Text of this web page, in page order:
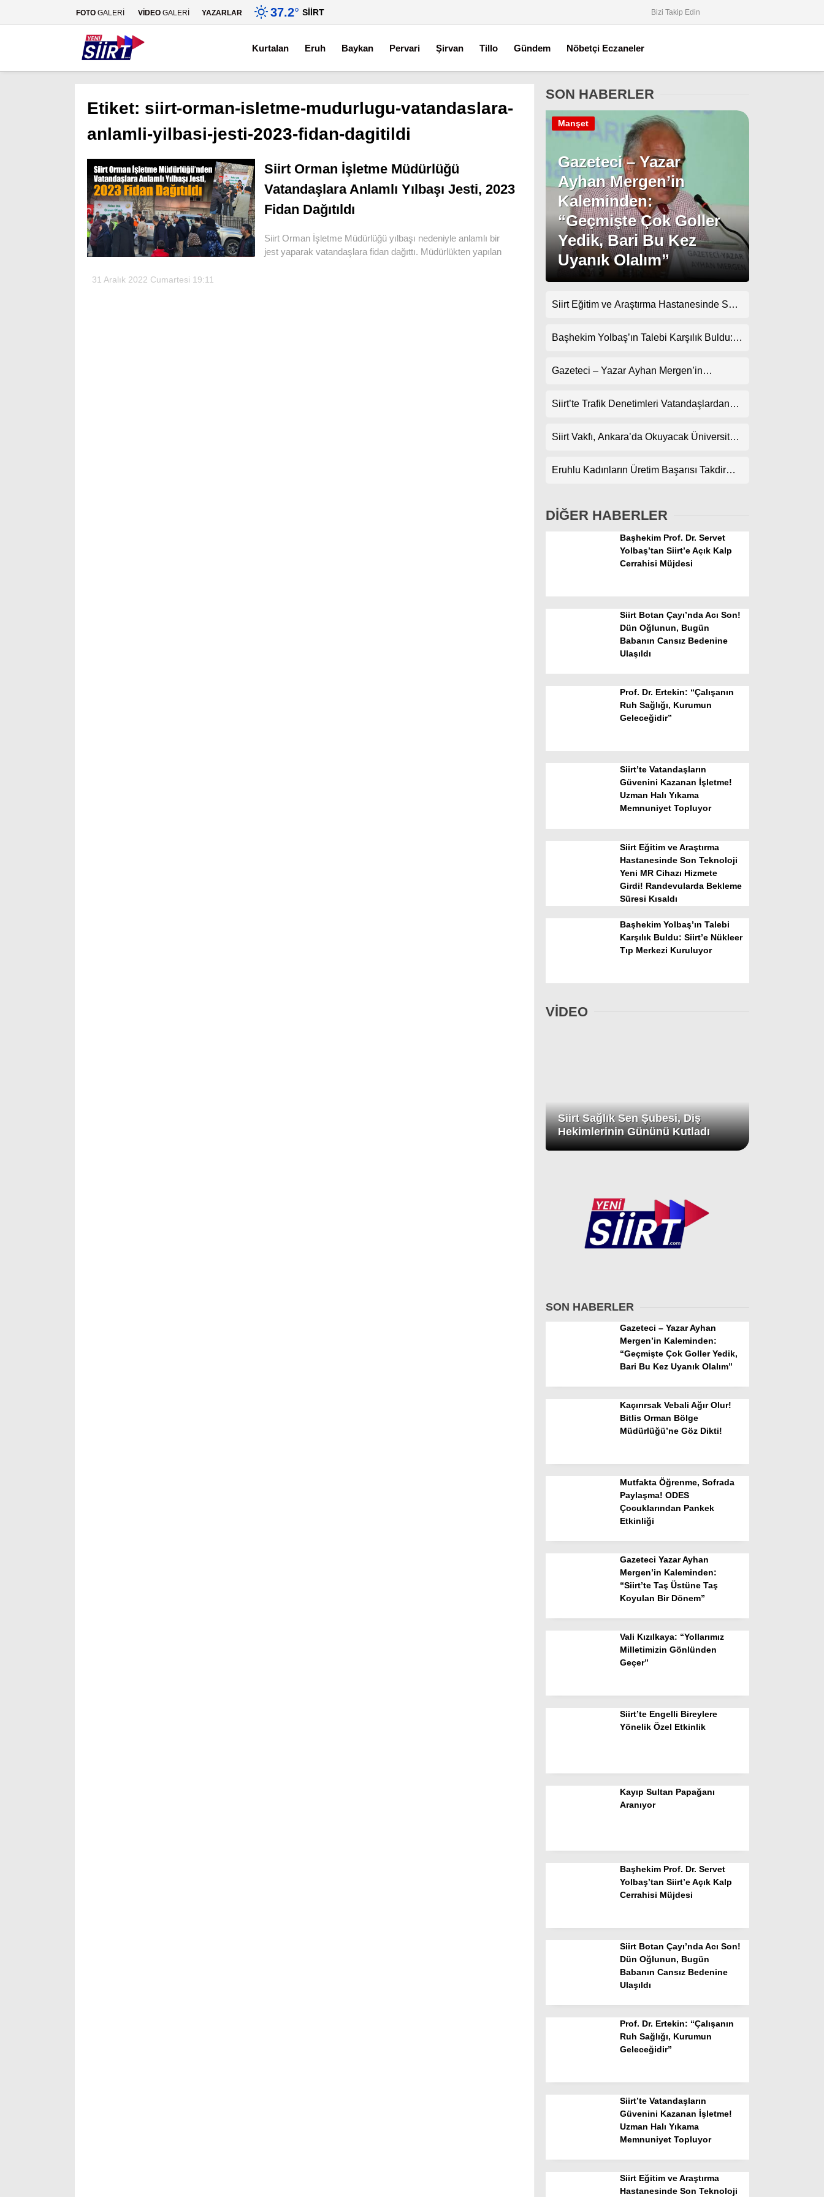
Gündem
Spor
Magazin
Instagram
FOTO GALERİ VİDEO GALERİ YAZARLAR 37.2° SIIRT Bizi Takip Edin
Kurtalan Eruh Baykan Pervari Şirvan Tillo Gündem Nöbetçi Eczaneler
Etiket: siirt-orman-isletme-mudurlugu-vatandaslara-
anlamli-yilbasi-jesti-2023-fidan-dagitildi
Siirt Orman İşletme Müdürlüğü
Vatandaşlara Anlamlı Yılbaşı Jesti, 2023
Fidan Dağıtıldı
Siirt Orman İşletme Müdürlüğü yılbaşı nedeniyle anlamlı bir
jest yaparak vatandaşlara fidan dağıttı. Müdürlükten yapılan
31 Aralık 2022 Cumartesi 19:11
SON HABERLER
Gazeteci – Yazar
Ayhan Mergen’in
Kaleminden:
“Geçmişte Çok Goller
Yedik, Bari Bu Kez
Uyanık Olalım”
Manşet
Siirt Eğitim ve Araştırma Hastanesinde Son
Randevularda Bekleme Süresi Kısaldı
Başhekim Yolbaş’ın Talebi Karşılık Buldu:
Gazeteci – Yazar Ayhan Mergen’in
Kuralları”
Siirt’te Trafik Denetimleri Vatandaşlardan
Siirt Vakfı, Ankara’da Okuyacak Üniversite
Eruhlu Kadınların Üretim Başarısı Takdir
DİĞER HABERLER
Başhekim Prof. Dr. Servet
Yolbaş’tan Siirt’e Açık Kalp
Cerrahisi Müjdesi
Siirt Botan Çayı’nda Acı Son!
Dün Oğlunun, Bugün
Babanın Cansız Bedenine
Ulaşıldı
Prof. Dr. Ertekin: “Çalışanın
Ruh Sağlığı, Kurumun
Geleceğidir”
Siirt’te Vatandaşların
Güvenini Kazanan İşletme!
Uzman Halı Yıkama
Memnuniyet Topluyor
Siirt Eğitim ve Araştırma
Hastanesinde Son Teknoloji
Yeni MR Cihazı Hizmete
Girdi! Randevularda Bekleme
Süresi Kısaldı
Başhekim Yolbaş’ın Talebi
Karşılık Buldu: Siirt’e Nükleer
Tıp Merkezi Kuruluyor
VİDEO
Siirt Sağlık Sen Şubesi, Diş
Hekimlerinin Gününü Kutladı
SON HABERLER
Gazeteci – Yazar Ayhan
Mergen’in Kaleminden:
“Geçmişte Çok Goller Yedik,
Bari Bu Kez Uyanık Olalım”
Kaçırırsak Vebali Ağır Olur!
Bitlis Orman Bölge
Müdürlüğü’ne Göz Dikti!
Mutfakta Öğrenme, Sofrada
Paylaşma! ODES
Çocuklarından Pankek
Etkinliği
Gazeteci Yazar Ayhan
Mergen’in Kaleminden:
“Siirt’te Taş Üstüne Taş
Koyulan Bir Dönem”
Vali Kızılkaya: “Yollarımız
Milletimizin Gönlünden
Geçer”
Siirt’te Engelli Bireylere
Yönelik Özel Etkinlik
Kayıp Sultan Papağanı
Aranıyor
Başhekim Prof. Dr. Servet
Yolbaş’tan Siirt’e Açık Kalp
Cerrahisi Müjdesi
Siirt Botan Çayı’nda Acı Son!
Dün Oğlunun, Bugün
Babanın Cansız Bedenine
Ulaşıldı
Prof. Dr. Ertekin: “Çalışanın
Ruh Sağlığı, Kurumun
Geleceğidir”
Siirt’te Vatandaşların
Güvenini Kazanan İşletme!
Uzman Halı Yıkama
Memnuniyet Topluyor
Siirt Eğitim ve Araştırma
Hastanesinde Son Teknoloji